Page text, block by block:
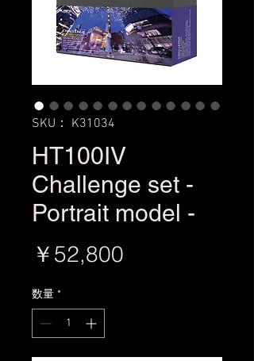
SKU： K31034
HT100IV
Challenge set -
Portrait model -
￥52,800
数量 *